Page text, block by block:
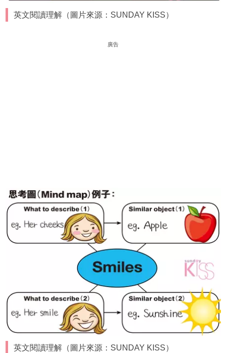
英文閱讀理解（圖片來源：SUNDAY KISS）
廣告
英文閱讀理解（圖片來源：SUNDAY KISS）